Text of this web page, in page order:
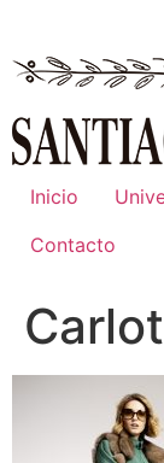
contenido
Inicio
Contacto